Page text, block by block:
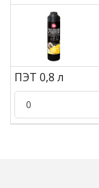
ПЭТ 0,8 л